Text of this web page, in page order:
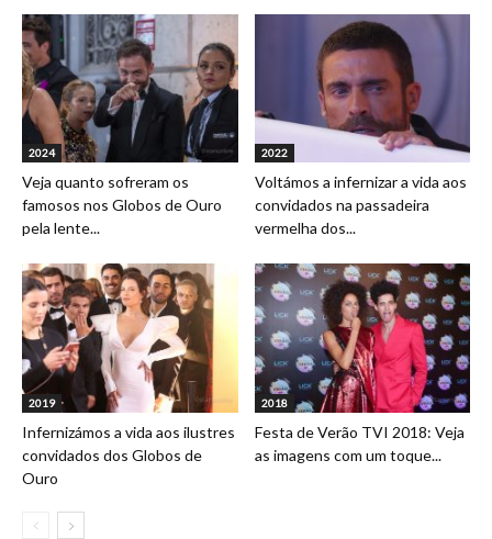
2024
Veja quanto sofreram os
famosos nos Globos de Ouro
pela lente...
2022
Voltámos a infernizar a vida aos
convidados na passadeira
vermelha dos...
2019
Infernizámos a vida aos ilustres
convidados dos Globos de
Ouro
2018
Festa de Verão TVI 2018: Veja
as imagens com um toque...